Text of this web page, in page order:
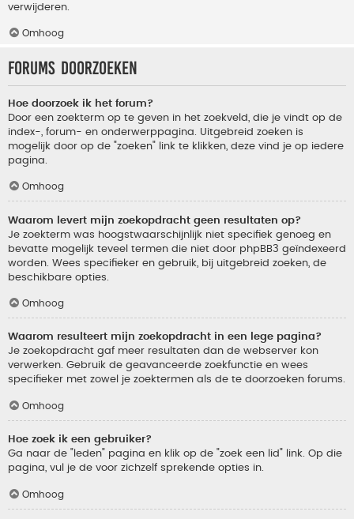
verwijderen.
Omhoog
Forums doorzoeken
Hoe doorzoek ik het forum?
Door een zoekterm op te geven in het zoekveld, die je vindt op de
index-, forum- en onderwerppagina. Uitgebreid zoeken is
mogelijk door op de "zoeken" link te klikken, deze vind je op iedere
pagina.
Omhoog
Waarom levert mijn zoekopdracht geen resultaten op?
Je zoekterm was hoogstwaarschijnlijk niet specifiek genoeg en
bevatte mogelijk teveel termen die niet door phpBB3 geïndexeerd
worden. Wees specifieker en gebruik, bij uitgebreid zoeken, de
beschikbare opties.
Omhoog
Waarom resulteert mijn zoekopdracht in een lege pagina?
Je zoekopdracht gaf meer resultaten dan de webserver kon
verwerken. Gebruik de geavanceerde zoekfunctie en wees
specifieker met zowel je zoektermen als de te doorzoeken forums.
Omhoog
Hoe zoek ik een gebruiker?
Ga naar de "leden" pagina en klik op de "zoek een lid" link. Op die
pagina, vul je de voor zichzelf sprekende opties in.
Omhoog